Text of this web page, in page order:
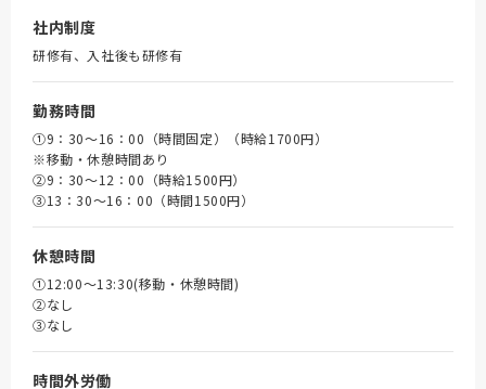
社内制度
研修有、入社後も研修有
勤務時間
①9：30～16：00（時間固定）（時給1700円）
※移動・休憩時間あり
➁9：30～12：00（時給1500円）
③13：30～16：00（時間1500円）
休憩時間
①12:00～13:30(移動・休憩時間)
➁なし
③なし
時間外労働